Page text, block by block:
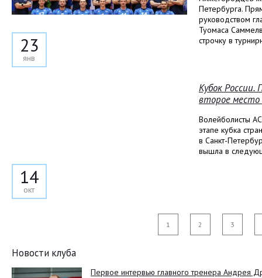
23
янв
Петербурга.
руководством
Туомаса
строчку в
14
окт
Кубок
второе место
Волейболисты
этапе кубка
в Санкт-
вышла в
1 2 3
Новости клуба
Первое интервью главного тренера Андрея